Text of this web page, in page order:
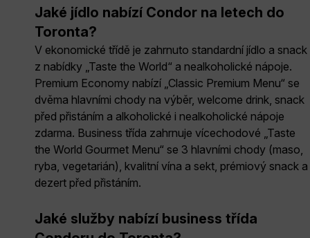
Jaké jídlo nabízí Condor na letech do
Toronta?
V ekonomické třídě je zahrnuto standardní jídlo a snack
z nabídky „Taste the World“ a nealkoholické nápoje.
Premium Economy nabízí „Classic Premium Menu“ se
dvěma hlavními chody na výběr, welcome drink, snack
před přistáním a alkoholické i nealkoholické nápoje
zdarma. Business třída zahrnuje vícechodové „Taste
the World Gourmet Menu“ se 3 hlavními chody (maso,
ryba, vegetarián), kvalitní vína a sekt, prémiový snack a
dezert před přistáním.
Jaké služby nabízí business třída